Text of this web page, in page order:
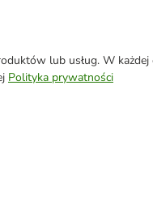
lub usług. W
Polityka prywatności